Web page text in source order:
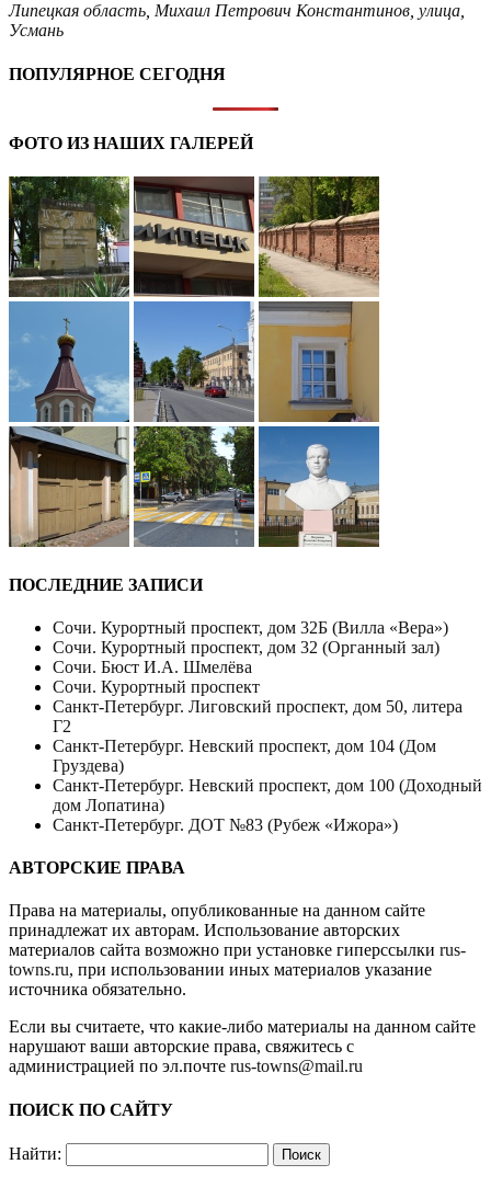
Липецкая область Михаил Петрович Константинов улица
Усмань
ПОПУЛЯРНОЕ СЕГОДНЯ
ФОТО ИЗ НАШИХ ГАЛЕРЕЙ
ПОСЛЕДНИЕ ЗАПИСИ
Сочи. Курортный проспект, дом 32Б (Вилла «Вера»)
Сочи. Курортный проспект, дом 32 (Органный зал)
Сочи. Бюст И.А. Шмелёва
Сочи. Курортный проспект
Санкт-Петербург. Лиговский проспект, дом 50, литера
Г2
Санкт-Петербург. Невский проспект, дом 104 (Дом
Груздева)
Санкт-Петербург. Невский проспект, дом 100 (Доходный
дом Лопатина)
Санкт-Петербург. ДОТ №83 (Рубеж «Ижора»)
АВТОРСКИЕ ПРАВА
Права на материалы, опубликованные на данном сайте
принадлежат их авторам. Использование авторских
материалов сайта возможно при установке гиперссылки rus-
towns.ru, при использовании иных материалов указание
источника обязательно.
Если вы считаете, что какие-либо материалы на данном сайте
нарушают ваши авторские права, свяжитесь с
администрацией по эл.почте rus-towns@mail.ru
ПОИСК ПО САЙТУ
Найти: